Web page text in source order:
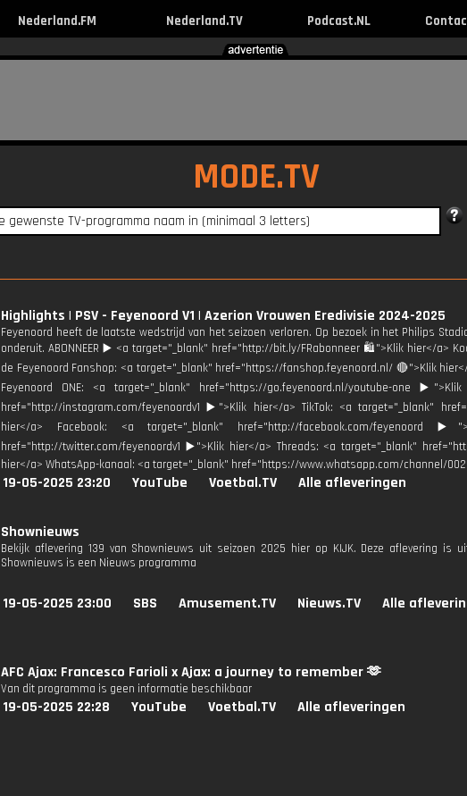
Nederland.FM Nederland.TV Podcast.NL
MODE.TV
Highlights | PSV - Feyenoord V1 | Azerion Vrouwen Eredivisie 2024-2025
Feyenoord heeft de laatste wedstrijd van het seizoen verloren. Op bezoek in het Philips
onderuit. ABONNEER ▶️ <a target="_blank" href="http://bit.ly/FRabonneer 🛍">Klik hier</a>
de Feyenoord Fanshop: <a target="_blank" href="https://fanshop.feyenoord.nl/ 🔴">Klik
Feyenoord ONE: <a target="_blank" href="https://go.feyenoord.nl/youtube-one
href="http://instagram.com/feyenoordv1 ▶️">Klik hier</a> TikTok: <a target="_blank"
hier</a> Facebook: <a target="_blank" href="http://facebook.com/feyenoord
href="http://twitter.com/feyenoordv1 ▶️">Klik hier</a> Threads: <a target="_blank"
hier</a> WhatsApp-kanaal: <a target="_blank" href="https://www.whatsapp.com/channel/
19-05-2025 23:20 YouTube Voetbal.TV Alle afleveringen
Shownieuws
Bekijk aflevering 139 van Shownieuws uit seizoen 2025 hier op KIJK. Deze aflevering is
Shownieuws is een Nieuws programma
19-05-2025 23:00 SBS Amusement.TV Nieuws.TV Alle
AFC Ajax: Francesco Farioli x Ajax: a journey to remember 🫶
Van dit programma is geen informatie beschikbaar
19-05-2025 22:28 YouTube Voetbal.TV Alle afleveringen